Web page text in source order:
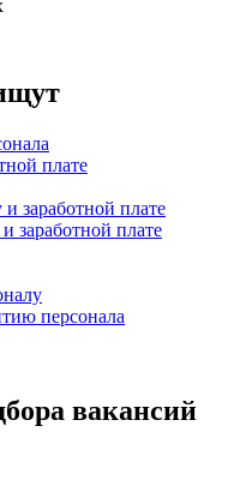
плате
заработной плате
заработной плате
персонала
вакансий